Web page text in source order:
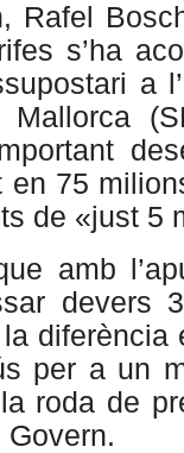
Rafel
s’ha
a
Mallorca
75
de «just 5
amb
devers
diferència
per a un
roda de
Govern.